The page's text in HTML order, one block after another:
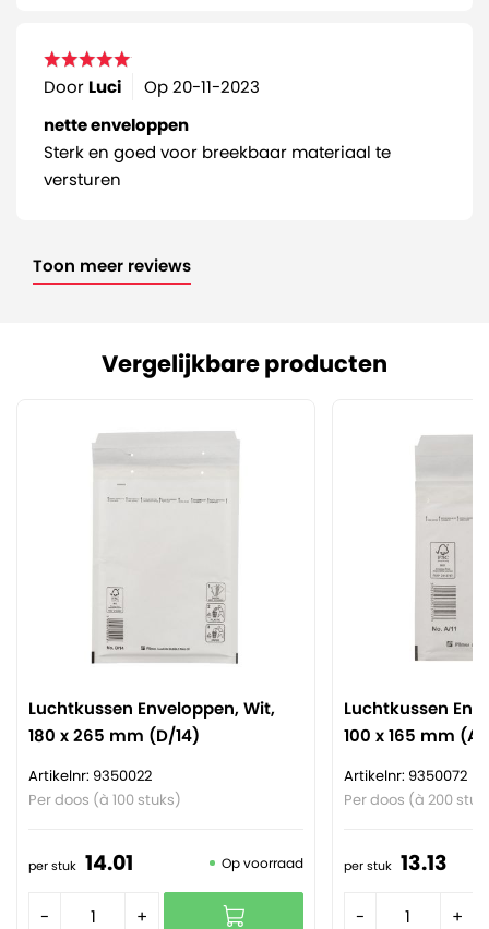
Door Luci Op20-11-2023
nette enveloppen
Sterk en goed voor breekbaar materiaal te
versturen
Toon meer reviews
Vergelijkbare producten
Luchtkussen Enveloppen, Wit,
180 x 265 mm (D/14)
Artikelnr: 9350022
Per doos (à 100 stuks)
per stuk 14.01 Op voorraad
- +
Luchtkussen
100 x 165 mm (A/
Artikelnr: 9350072
Per doos (à 200
per stuk 13.13
- +